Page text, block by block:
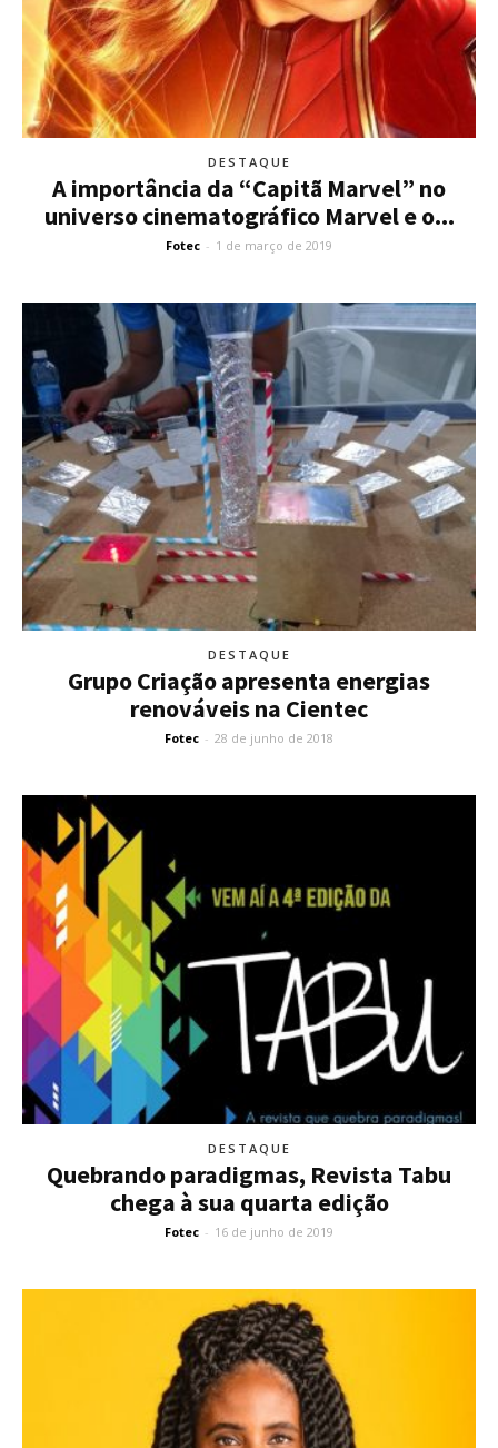
DESTAQUE
A importância da “Capitã Marvel” no
universo cinematográfico Marvel e o...
Fotec - 1 de março de 2019
DESTAQUE
Grupo Criação apresenta energias
renováveis na Cientec
Fotec - 28 de junho de 2018
DESTAQUE
Quebrando paradigmas, Revista Tabu
chega à sua quarta edição
Fotec - 16 de junho de 2019